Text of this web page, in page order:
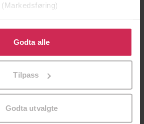
for å gi oss ditt samtykke til å
disse formålene. Du kan også
til spesifikke formål ved å klikke
Godta alle
Tilpass
Godta utvalgte
Story of a Broken Generation
(forfatter),Andrei Soldatov